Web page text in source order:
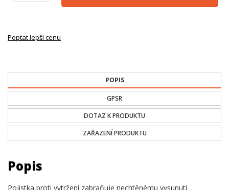
Poptat lepší cenu
POPIS
GPSR
DOTAZ K PRODUKTU
ZAŘAZENÍ PRODUKTU
Popis
Pojistka proti vytržení zabraňuje nechtěnému vysunutí